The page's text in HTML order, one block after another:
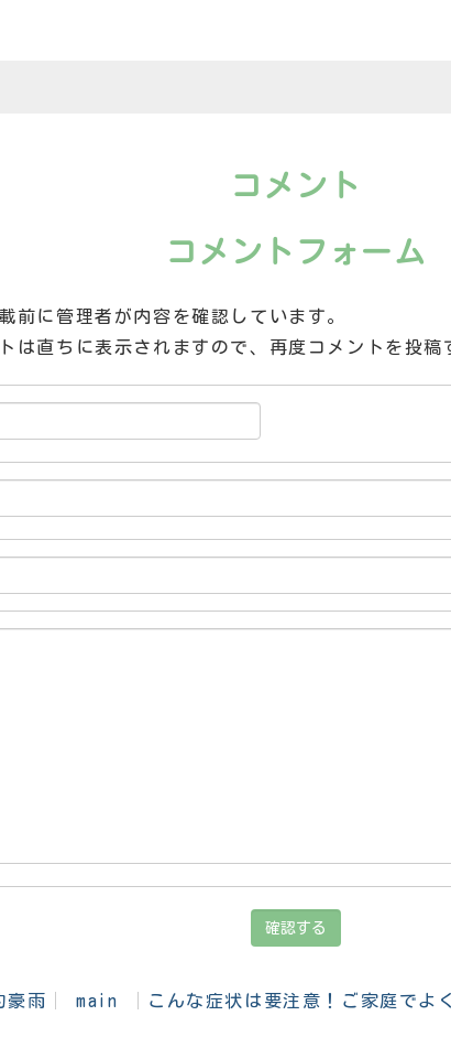
コメント
コメントフォーム
前に管理者が内容を確認しています。
は直ちに表示されますので、再度コメントを投稿
豪雨 main こんな症状は要注意！ご家庭でよ